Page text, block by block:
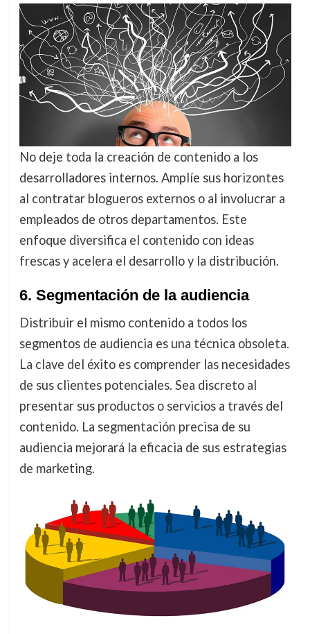
No deje toda la creación de contenido a los
desarrolladores internos. Amplíe sus horizontes
al contratar blogueros externos o al involucrar a
empleados de otros departamentos. Este
enfoque diversifica el contenido con ideas
frescas y acelera el desarrollo y la distribución.
6. Segmentación de la audiencia
Distribuir el mismo contenido a todos los
segmentos de audiencia es una técnica obsoleta.
La clave del éxito es comprender las necesidades
de sus clientes potenciales. Sea discreto al
presentar sus productos o servicios a través del
contenido. La segmentación precisa de su
audiencia mejorará la eficacia de sus estrategias
de marketing.